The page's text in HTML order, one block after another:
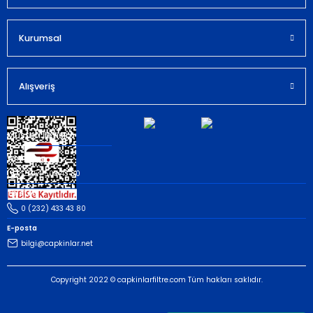
Kurumsal
Alışveriş
Müşteri İletişim
Whatsapp
(535) 503 43 80
Telefon
0 (232) 433 43 80
E-posta
bilgi@capkinlar.net
Copyright 2022 © capkinlarfiltre.com Tüm hakları saklıdır.